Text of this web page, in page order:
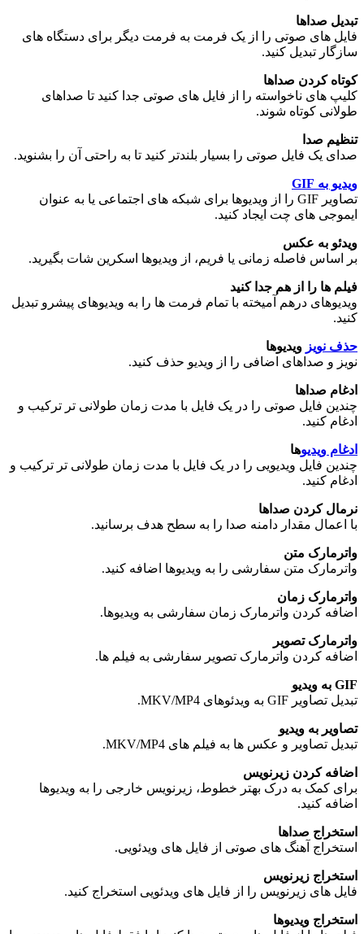
تبدیل صداها
فایل های صوتی را از یک فرمت به فرمت دیگر برای دستگاه های
سازگار تبدیل کنید.
کوتاه کردن صداها
کلیپ های ناخواسته را از فایل های صوتی جدا کنید تا صداهای
طولانی کوتاه شوند.
تنظیم صدا
صدای یک فایل صوتی را بسیار بلندتر کنید تا به راحتی آن را بشنوید.
ویدیو به GIF
تصاویر GIF را از ویدیوها برای شبکه های اجتماعی یا به عنوان
ایموجی های چت ایجاد کنید.
ویدئو به عکس
بر اساس فاصله زمانی یا فریم، از ویدیوها اسکرین شات بگیرید.
فیلم ها را از هم جدا کنید
ویدیوهای درهم آمیخته با تمام فرمت ها را به ویدیوهای پیشرو تبدیل
کنید.
حذف نویز ویدیوها
نویز و صداهای اضافی را از ویدیو حذف کنید.
ادغام صداها
چندین فایل صوتی را در یک فایل با مدت زمان طولانی تر ترکیب و
ادغام کنید.
ادغام ویدیوها
چندین فایل ویدیویی را در یک فایل با مدت زمان طولانی تر ترکیب و
ادغام کنید.
نرمال کردن صداها
با اعمال مقدار دامنه صدا را به سطح هدف برسانید.
واترمارک متن
واترمارک متن سفارشی را به ویدیوها اضافه کنید.
واترمارک زمان
اضافه کردن واترمارک زمان سفارشی به ویدیوها.
واترمارک تصویر
اضافه کردن واترمارک تصویر سفارشی به فیلم ها.
GIF به ویدیو
تبدیل تصاویر GIF به ویدئوهای MKV/MP4.
تصاویر به ویدیو
تبدیل تصاویر و عکس ها به فیلم های MKV/MP4.
اضافه کردن زیرنویس
برای کمک به درک بهتر خطوط، زیرنویس خارجی را به ویدیوها
اضافه کنید.
استخراج صداها
استخراج آهنگ های صوتی از فایل های ویدئویی.
استخراج زیرنویس
فایل های زیرنویس را از فایل های ویدئویی استخراج کنید.
استخراج ویدیوها